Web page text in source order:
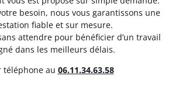
besoin, nous vous garantissons une
fiable et sur mesure.
attendre pour bénéficier d’un travail
dans les meilleurs délais.
téléphone au 06.11.34.63.58